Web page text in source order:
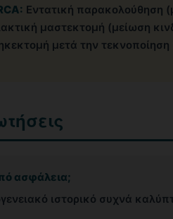
Εντατική παρακολούθηση
μαστεκτομή (μείωση
μετά την
ασφάλεια;
ιστορικό συχνά